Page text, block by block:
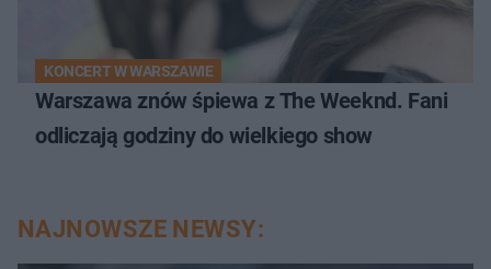
KONCERT W WARSZAWIE
Warszawa znów śpiewa z The Weeknd. Fani
odliczają godziny do wielkiego show
NAJNOWSZE NEWSY: